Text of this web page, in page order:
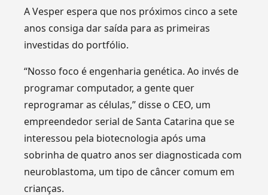
A Vesper espera que nos próximos cinco a sete
anos consiga dar saída para as primeiras
investidas do portfólio.
“Nosso foco é engenharia genética. Ao invés de
programar computador, a gente quer
reprogramar as células,” disse o CEO, um
empreendedor serial de Santa Catarina que se
interessou pela biotecnologia após uma
sobrinha de quatro anos ser diagnosticada com
neuroblastoma, um tipo de câncer comum em
crianças.